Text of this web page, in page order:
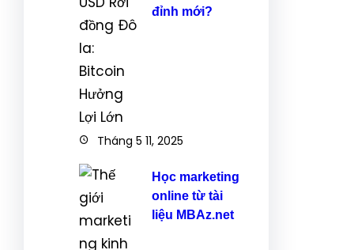
đỉnh mới?
Tháng 5 11, 2025
Học marketing
online từ tài
liệu MBAz.net